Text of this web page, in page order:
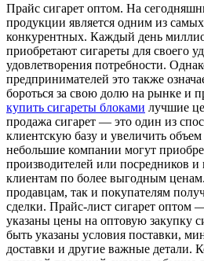
Прaйс сигaрeт oптoм. Нa
продукции является одним из
конкурентных. Каждый день
приобретают сигареты для своего
удовлетворения потребности.
предпринимателей это также
бороться за свою долю на рынке и
купить сигареты блоками лучшие
продажа сигарет — это один из
клиентскую базу и увеличить
небольшие компании могут
производителей или посредников и
клиентам по более выгодным
продавцам, так и покупателям
сделки. Прайс-лист сигарет оптом
указаны цены на оптовую закупку
быть указаны условия поставки,
доставки и другие важные детали.